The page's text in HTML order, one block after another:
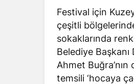
Festival için
çeşitli
sokaklarında
Belediye
Ahmet
temsili ‘hocaya